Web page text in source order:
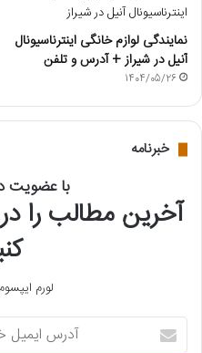
نمایندگی لوازم خانگی اینترناسیونال
آنیل در شیراز + آدرس و تلفن
1404/05/26
خبرنامه
با عضویت
آخرین مطالب را
لورم
آ